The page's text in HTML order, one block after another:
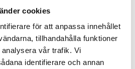
cookies
för att anpassa innehållet
tillhandahålla funktioner
vår trafik. Vi
identifierare och annan